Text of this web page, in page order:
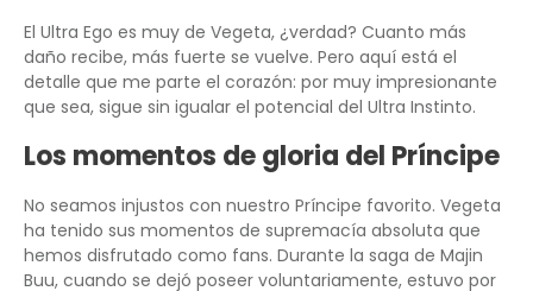
El Ultra Ego es muy de Vegeta, ¿verdad? Cuanto más
daño recibe, más fuerte se vuelve. Pero aquí está el
detalle que me parte el corazón: por muy impresionante
que sea, sigue sin igualar el potencial del Ultra Instinto.
Los momentos de gloria del Príncipe
No seamos injustos con nuestro Príncipe favorito. Vegeta
ha tenido sus momentos de supremacía absoluta que
hemos disfrutado como fans. Durante la saga de Majin
Buu, cuando se dejó poseer voluntariamente, estuvo por